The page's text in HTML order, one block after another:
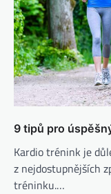
9 tipů pro
Kardio trénink je
z nejdostupnějších
tréninku.…